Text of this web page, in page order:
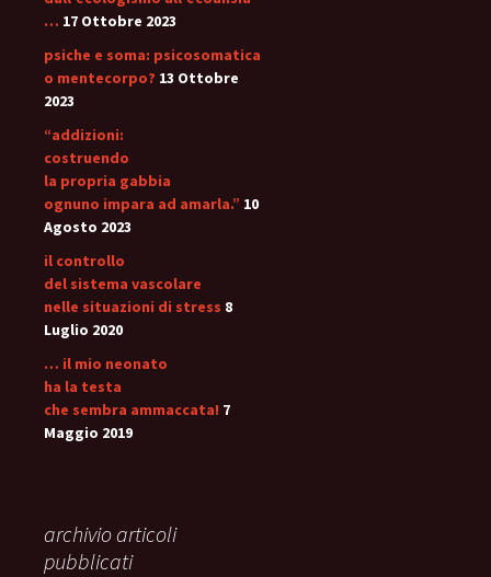
… 17 Ottobre 2023
psiche e soma: psicosomatica
o mentecorpo? 13 Ottobre
2023
“addizioni:
costruendo
la propria gabbia
ognuno impara ad amarla.” 10
Agosto 2023
il controllo
del sistema vascolare
nelle situazioni di stress 8
Luglio 2020
… il mio neonato
ha la testa
che sembra ammaccata! 7
Maggio 2019
archivio articoli
pubblicati